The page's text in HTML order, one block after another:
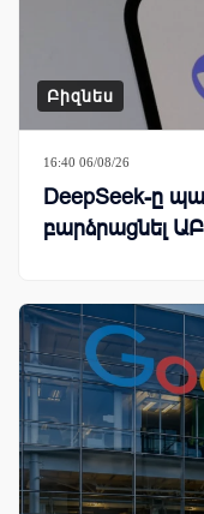
Բիզնես
16:40 06/08/26
DeepSeek-ը
բարձրացնել ԱԲ